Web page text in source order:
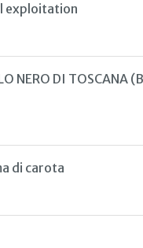
exploitation
NERO DI TOSCANA
di carota